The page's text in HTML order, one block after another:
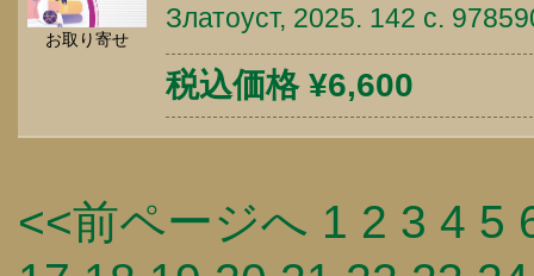
お取り寄せ
Златоуст, 2025. 142 c.
税込価格 ¥6,600
<<前ページへ 1 2 3 4 5